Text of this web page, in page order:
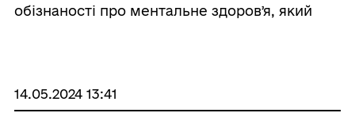
обізнаності про ментальне здоровʼя, який
з вищезазначеним ...
14.05.2024 13:41